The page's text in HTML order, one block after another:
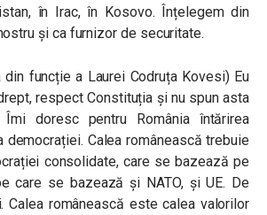
în Irac, în Kosovo. Înțelegem din
și ca furnizor de securitate.
funcție a Laurei Codruța Kovesi) Eu
respect Constituția și nu spun asta
doresc pentru România întărirea
democrației. Calea românească trebuie
consolidate, care se bazează pe
care se bazează și NATO, și UE. De
Calea românească este calea valorilor